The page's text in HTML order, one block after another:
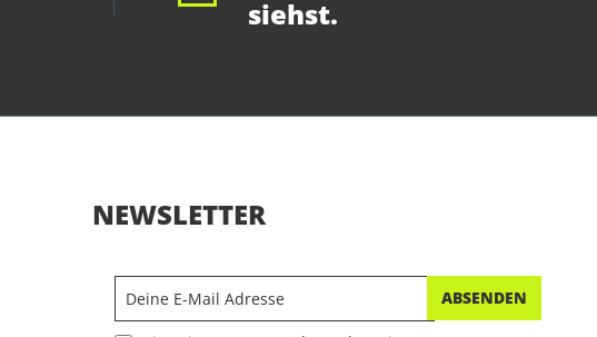
siehst.
NEWSLETTER
ABSENDEN